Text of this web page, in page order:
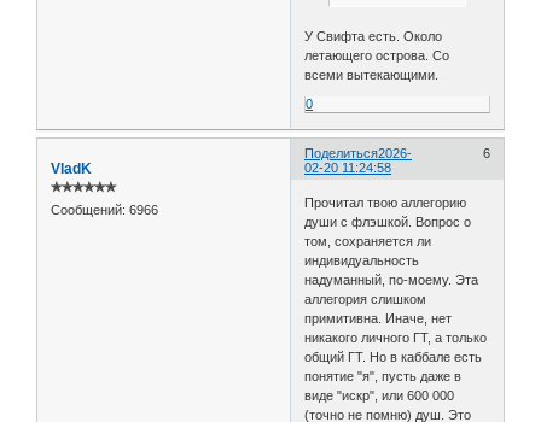
У Свифта есть. Около
летающего острова. Со
всеми вытекающими.
0
Поделиться 6
2026-
02-20 11:24:58
VladK
✯✯✯✯✯✯
Сообщений: 6966
Прочитал твою аллегорию
души с флэшкой. Вопрос о
том, сохраняется ли
индивидуальность
надуманный, по-моему. Эта
аллегория слишком
примитивна. Иначе, нет
никакого личного ГТ, а только
общий ГТ. Но в каббале есть
понятие "я", пусть даже в
виде "искр", или 600 000
(точно не помню) душ. Это